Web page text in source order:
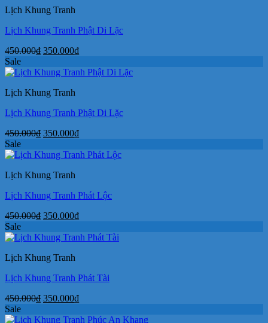
Lịch Khung Tranh
Lịch Khung Tranh Phật Di Lặc
450.000₫ Giá
là:
350.000₫Giá
tại
Sale
Lịch Khung Tranh
Lịch Khung Tranh Phật Di Lặc
450.000₫ Giá
là:
350.000₫Giá
tại
Sale
Lịch Khung Tranh
Lịch Khung Tranh Phát Lộc
450.000₫ Giá
là:
350.000₫Giá
tại
Sale
Lịch Khung Tranh
Lịch Khung Tranh Phát Tài
450.000₫ Giá
là:
350.000₫Giá
tại
Sale